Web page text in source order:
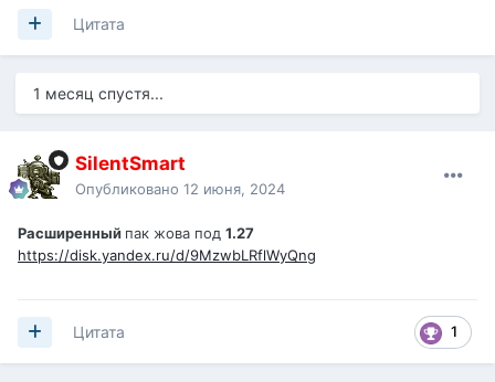
Цитата
1 месяц спустя...
SilentSmart
Опубликовано 12 июня, 2024
Расширенный пак жова под 1.27
https://disk.yandex.ru/d/9MzwbLRflWyQng
1
Цитата